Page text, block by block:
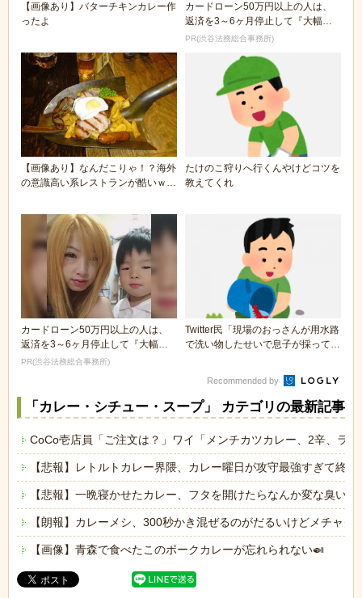
【画像あり】バターチキンカレー作
ったよ
カードローン50万円以上の人は、
返済を3～6ヶ月停止して『大幅に
減額してから返済...
PR(渋谷法務総合事務所)
【画像あり】なんだこりゃ！？海外
の意識高い系レストランが酷いｗｗ
たけのこ狩りへ行くんやけどコツを
教えてくれ
カードローン50万円以上の人は、
返済を3～6ヶ月停止して『大幅に
減額してから返済...
PR(渋谷法務総合事務所)
Twitter民「現場のおっさんが用水路
で洗い物したせいで息子が採ってた
Recommended by
「カレー・シチュー・スープ」 カテゴリの最新記事
CoCo壱店員「ご注文は？」ワイ「メンチカツカレー、2辛、ラ
【悲報】レトルトカレー界隈、カレー曜日が攻守最強すぎて終わ
【悲報】一晩寝かせたカレー、フタを開けたらなんか変な臭い
【朗報】カレーメシ、300秒かき混ぜるのがだるいけどメチャク
【画像】青森で食べたこのポークカレーが忘れられない🍛